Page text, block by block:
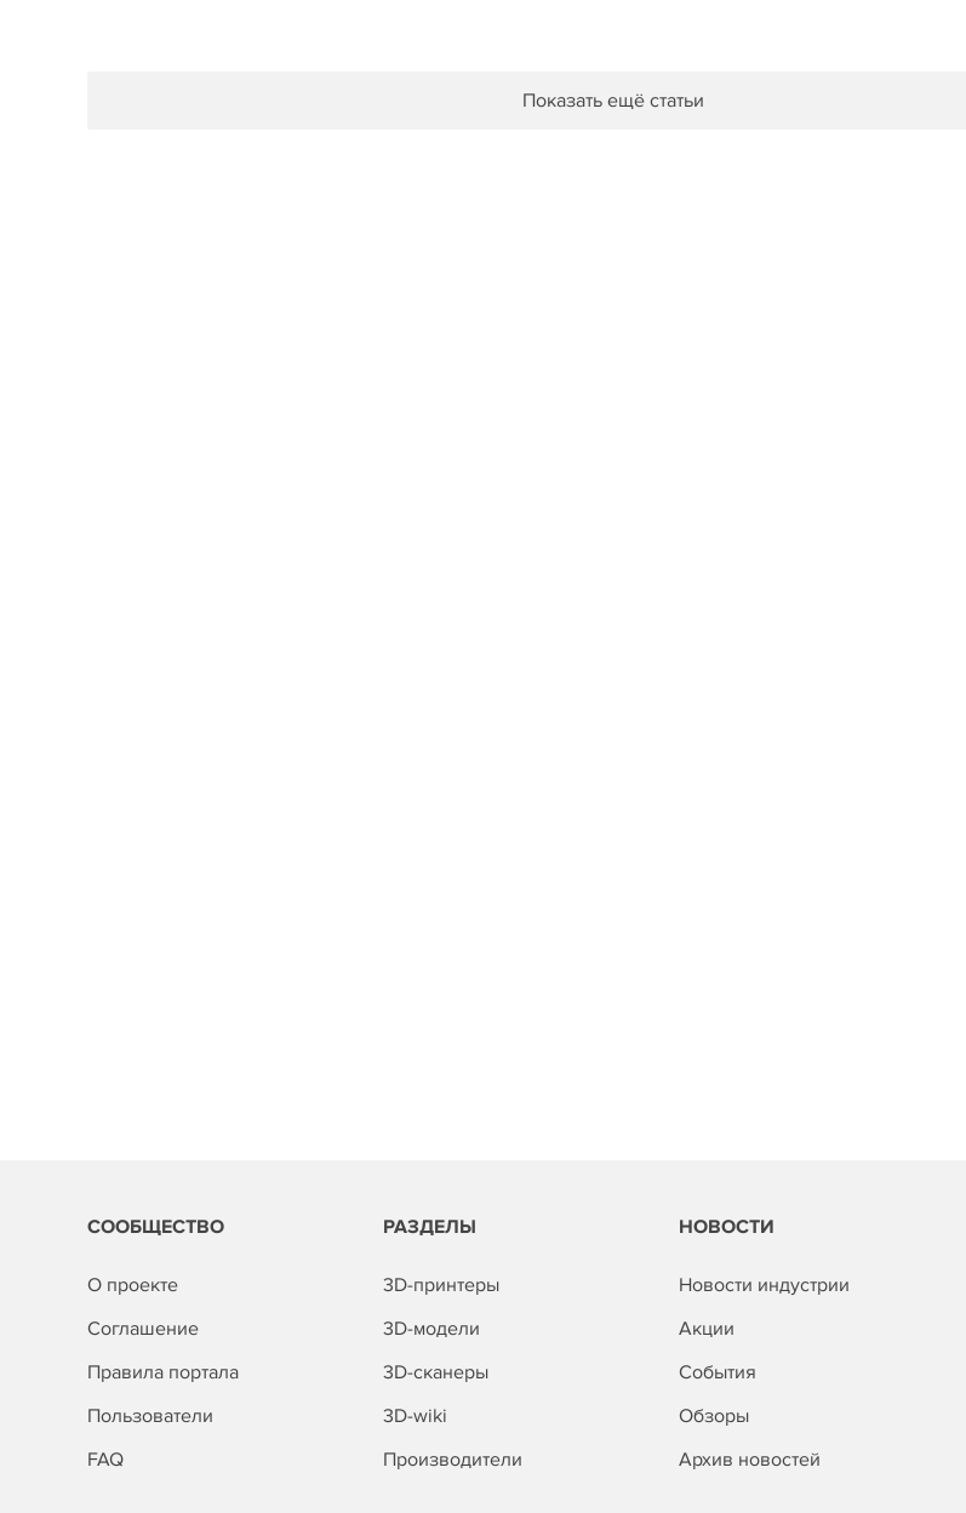
Показать ещё статьи
СООБЩЕСТВО
О проекте
Соглашение
Правила портала
Пользователи
FAQ
РАЗДЕЛЫ
3D-принтеры
3D-модели
3D-сканеры
3D-wiki
Производители
НОВОСТИ
Новости индустрии
Акции
События
Обзоры
Архив новостей